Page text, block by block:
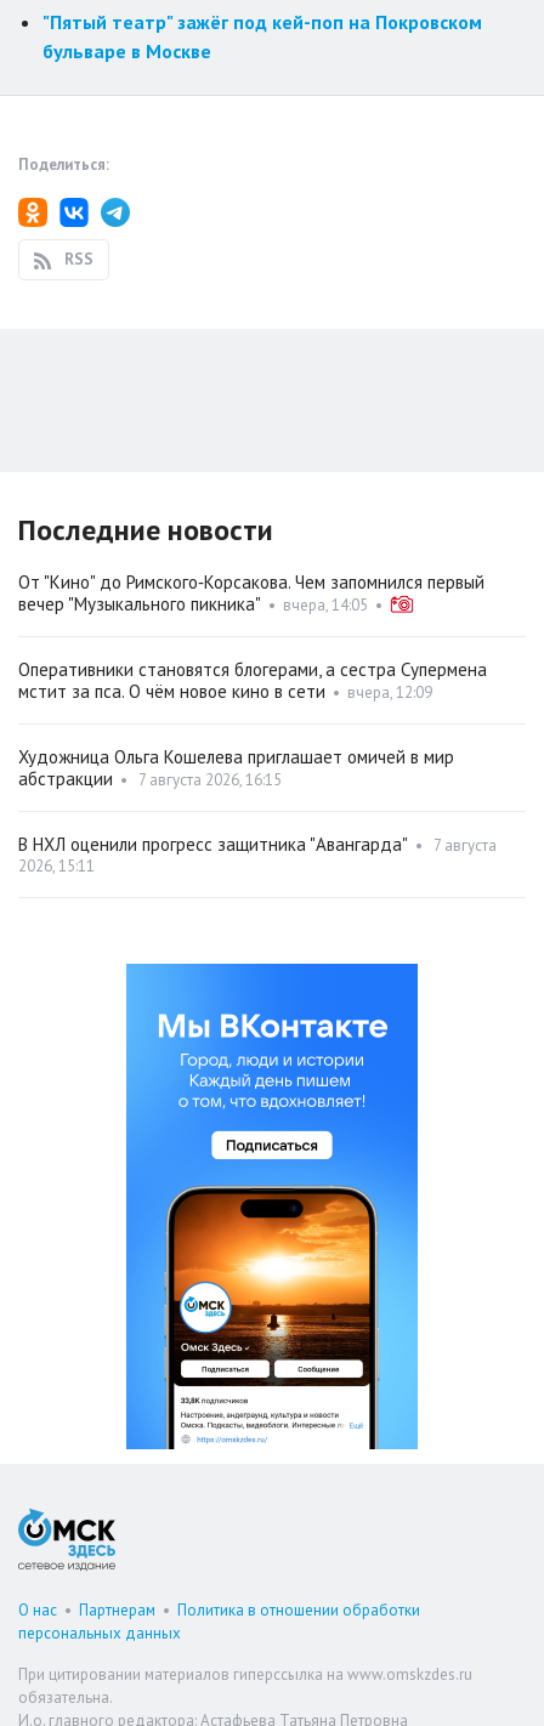
"Пятый театр" зажёг под кей-поп на Покровском
бульваре в Москве
Поделиться:
RSS
Последние новости
От "Кино" до Римского‑Корсакова. Чем запомнился первый
вечер "Музыкального пикника" • вчера, 14:05 •
Оперативники становятся блогерами, а сестра Супермена
мстит за пса. О чём новое кино в сети • вчера, 12:09
Художница Ольга Кошелева приглашает омичей в мир
абстракции • 7 августа 2026, 16:15
В НХЛ оценили прогресс защитника "Авангарда" •
7 августа
2026, 15:11
О нас • Партнерам • Политика в отношении обработки
персональных данных
При цитировании материалов гиперссылка на www.omskzdes.ru
обязательна.
И.о. главного редактора: Астафьева Татьяна Петровна